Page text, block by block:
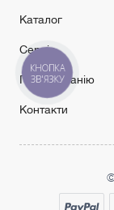
Каталог
Сервіс
Про компанію
Контакти
КНОПКА
ЗВ'ЯЗКУ